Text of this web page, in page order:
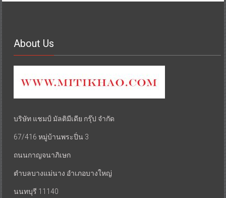
About Us
บริษัท แชมป์ มัลติมีเดีย กรุ๊ป จำกัด
67/416 หมู่บ้านพระปิ่น 3
ถนนกาญจนาภิเษก
ตำบลบางแม่นาง อำเภอบางใหญ่
นนทบุรี 11140